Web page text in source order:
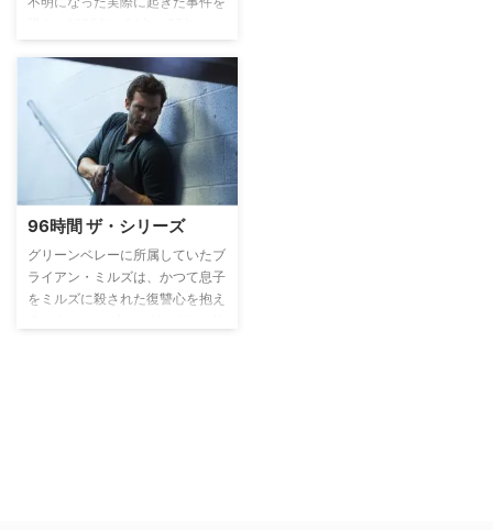
う3つの異なる夏が舞台になる
――。
96時間 ザ・シリーズ
グリーンベレーに所属していたブ
ライアン・ミルズは、かつて息子
をミルズに殺された復讐心を抱え